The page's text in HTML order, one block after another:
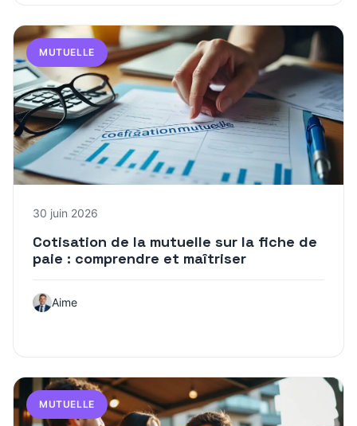
MUTUELLE
30 juin 2026
Cotisation de la mutuelle sur la fiche de
paie : comprendre et maîtriser
Aime
MUTUELLE